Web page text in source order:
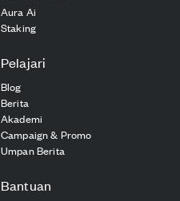
Aura Ai
Staking
Pelajari
Blog
Berita
Akademi
Campaign & Promo
Umpan Berita
Bantuan